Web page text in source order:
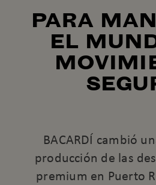
PARA
EL
BACARDÍ cambió
producción de las
premium en Puerto